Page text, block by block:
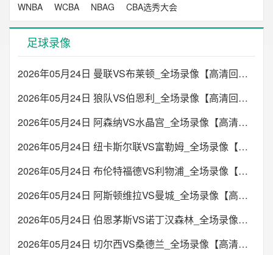
WNBA
WCBA NBAG CBA选秀大会
足球录像
2026年05月24日 曼联VS布莱顿_全场录像【高清回放】
2026年05月24日 狼队VS伯恩利_全场录像【高清回放】
2026年05月24日 阿森纳VS水晶宫_全场录像【高清回放】
2026年05月24日 纽卡斯尔联VS富勒姆_全场录像【高清回放】
2026年05月24日 布伦特福德VS利物浦_全场录像【高清回放】
2026年05月24日 阿斯顿维拉VS曼城_全场录像【高清回放】
2026年05月24日 伯恩茅斯VS诺丁汉森林_全场录像【高清回放】
2026年05月24日 切尔西VS桑德兰_全场录像【高清回放】